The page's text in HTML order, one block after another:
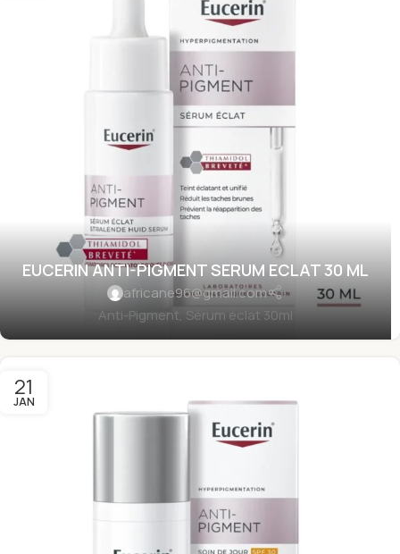
EUCERIN ANTI-PIGMENT SERUM ECLAT 30 ML
africane96@gmail.com
Anti-Pigment, Sérum éclat 30ml
21
JAN